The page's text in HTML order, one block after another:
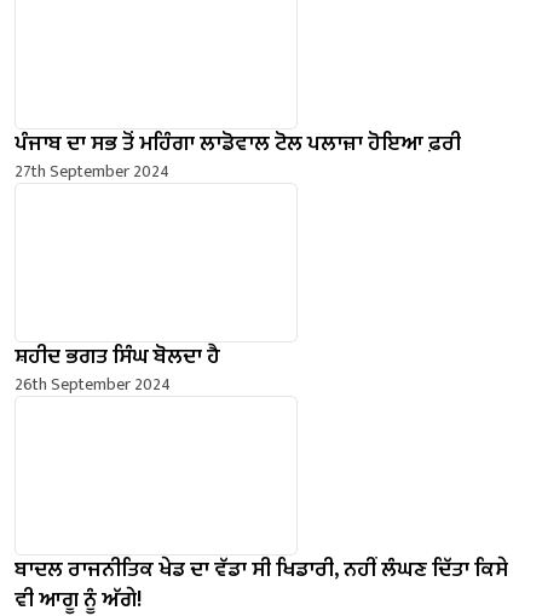
ਪੰਜਾਬ ਦਾ ਸਭ ਤੋਂ ਮਹਿੰਗਾ ਲਾਡੋਵਾਲ ਟੋਲ ਪਲਾਜ਼ਾ ਹੋਇਆ ਫ਼ਰੀ
27th September 2024
ਸ਼ਹੀਦ ਭਗਤ ਸਿੰਘ ਬੋਲਦਾ ਹੈ
26th September 2024
ਬਾਦਲ ਰਾਜਨੀਤਿਕ ਖੇਡ ਦਾ ਵੱਡਾ ਸੀ ਖਿਡਾਰੀ, ਨਹੀਂ ਲੰਘਣ ਦਿੱਤਾ ਕਿਸੇ
ਵੀ ਆਗੂ ਨੂੰ ਅੱਗੇ!